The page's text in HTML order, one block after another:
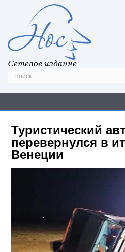
Сетевое издание
Туристический
перевернулся в
Венеции